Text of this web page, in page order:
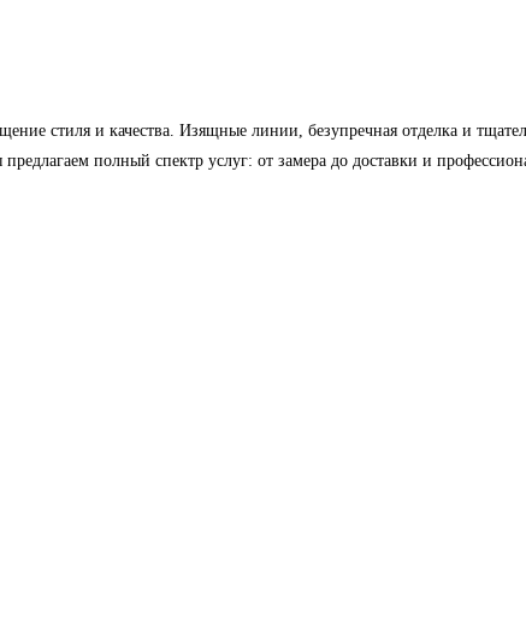
стиля и качества. Изящные линии, безупречная отделка и
полный спектр услуг: от замера до доставки и